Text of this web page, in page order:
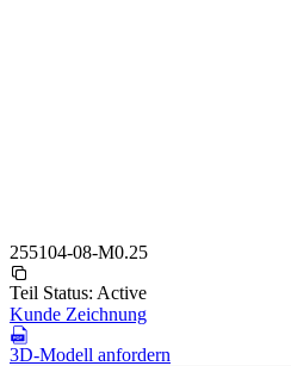
255104-08-M0.25
Teil Status: Active
Kunde Zeichnung
3D-Modell anfordern